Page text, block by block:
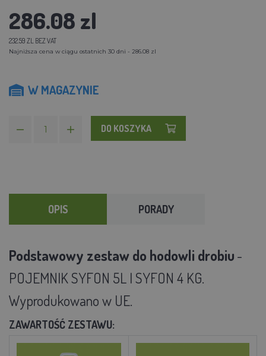
286.08 zl
232.59 ZL BEZ VAT
Najniższa cena w ciągu ostatnich 30 dni - 286.08 zl
W MAGAZYNIE
DO KOSZYKA
OPIS PORADY
Podstawowy zestaw do hodowli drobiu-
POJEMNIK SYFON 5L I SYFON 4 KG.
Wyprodukowano w UE.
ZAWARTOŚĆ ZESTAWU: